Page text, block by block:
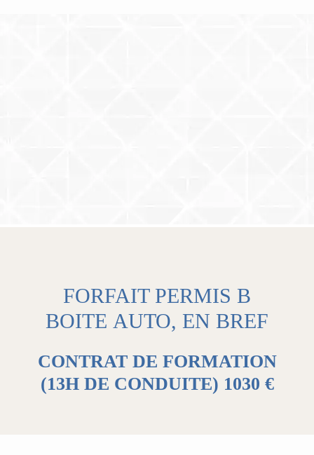
FORFAIT PERMIS B
BOITE AUTO, EN BREF
CONTRAT DE FORMATION
(13H DE CONDUITE) 1030 €